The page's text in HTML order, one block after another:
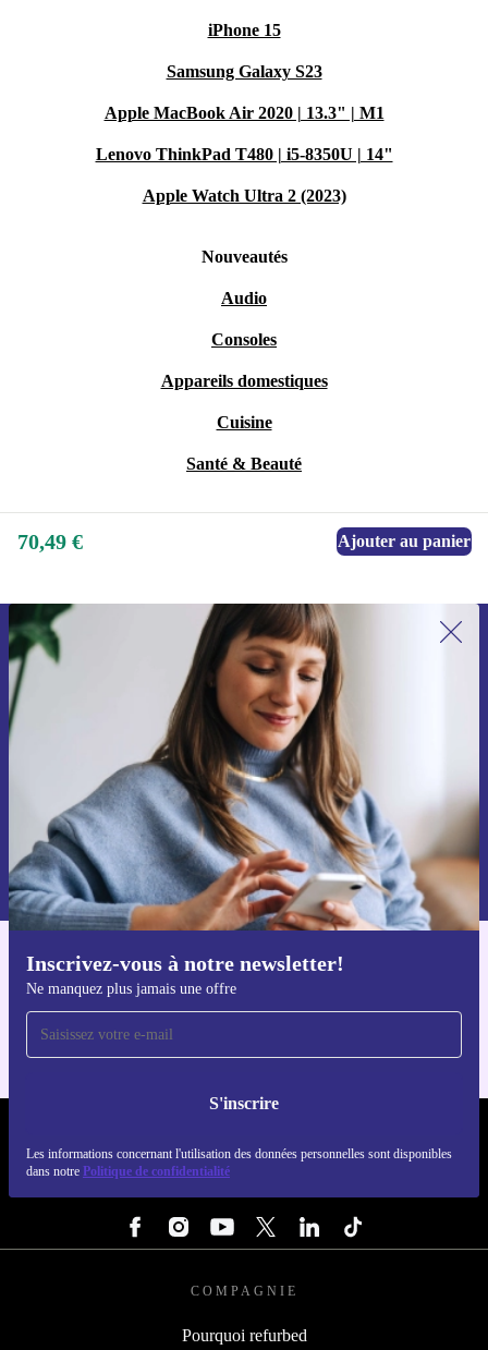
iPhone 15
Samsung Galaxy S23
Apple MacBook Air 2020 | 13.3" | M1
Lenovo ThinkPad T480 | i5-8350U | 14"
Apple Watch Ultra 2 (2023)
Nouveautés
Audio
Consoles
Appareils domestiques
Cuisine
Santé & Beauté
70,49 € Ajouter au panier
Inscrivez-vous à notre newsletter!
Ne manquez plus jamais une offre
S'inscrire
Les informations concernant l'utilisation des données personnelles sont disponibles
dans notre Politique de confidentialité
Recevoir offres et infos de refurbed
par mail
Ne manquez plus aucune offre.
S'inscrire
Retrouvez les informations sur l'utilisation des données personnelles
dans notre
politique de confidentialité.
Téléchargez l'application refurbed
Pour iOS et Android
COMPAGNIE
Pourquoi refurbed